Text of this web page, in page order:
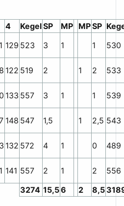
4 KegelSP MP MPSP
129 523 3 1 1
530
122 519 2 1 2
533
133 557 3 1 1
539
148 547 1,5 1 2,5 543
132 572 4 1 0
489
141 557 2 1 2
556
3274 15,56 2 8,5